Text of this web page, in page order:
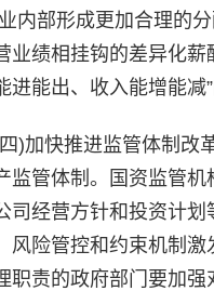
内部形成更加合理的
业绩相挂钩的差异化
进能出、收入能增能减
快推进监管体制改革
监管体制。国资监管
司经营方针和投资计
风险管控和约束机制
职责的政府部门要加